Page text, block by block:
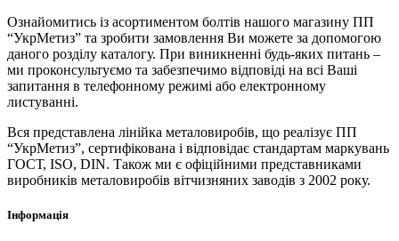
Ознайомитись із асортиментом болтів нашого магазину ПП
“УкрМетиз” та зробити замовлення Ви можете за допомогою
даного розділу каталогу. При виникненні будь-яких питань –
ми проконсультуємо та забезпечимо відповіді на всі Ваші
запитання в телефонному режимі або електронному
листуванні.
Вся представлена ​​лінійка металовиробів, що реалізує ПП
“УкрМетиз”, сертифікована і відповідає стандартам маркувань
ГОСТ, ISO, DIN. Також ми є офіційними представниками
виробників металовиробів вітчизняних заводів з 2002 року.
Інформація